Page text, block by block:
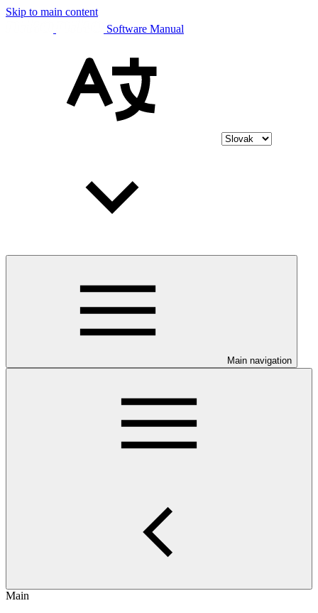
Skip to main content
Software Manual
Main navigation
Main